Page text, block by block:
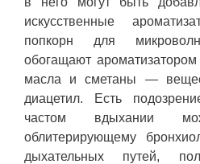
искусственные
попкорн для
обогащают
масла и сметаны —
диацетил. Есть
частом вдыхании
облитерирующему
дыхательных путей,